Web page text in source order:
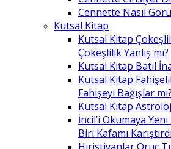
Cennette Nasıl
Kutsal Kitap
Kutsal Kitap
Çokeşlilik Yanlış mı?
Kutsal Kitap Batıl
Kutsal Kitap
Fahişeyi Bağışlar mı?
Kutsal Kitap
İncil’i Okumaya
Biri Kafamı